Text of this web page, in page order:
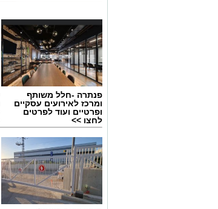
פנתרה -חלל משותף
ומרכז לאירועים עסקיים
ופרטיים ועוד לפרטים
לחצו >>